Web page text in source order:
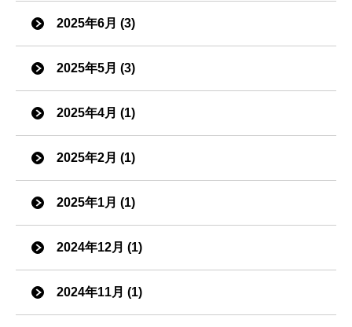
2025年6月 (3)
2025年5月 (3)
2025年4月 (1)
2025年2月 (1)
2025年1月 (1)
2024年12月 (1)
2024年11月 (1)